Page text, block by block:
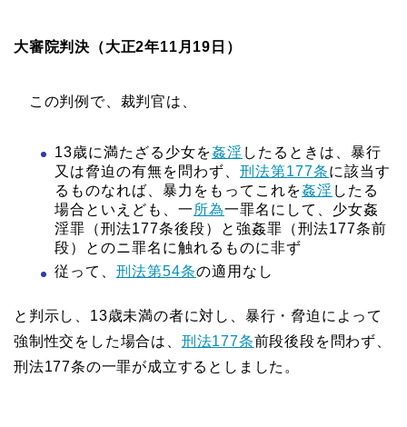
大審院判決（大正2年11月19日）
この判例で、裁判官は、
13歳に満たざる少女を姦淫 したるときは、暴行
又は脅迫の有無を問わず、 刑法第177条に該当す
るものなれば、暴力をもってこれを姦淫 したる
場合といえども、一 所為一罪名にして、少女姦
淫罪（刑法177条後段）と強姦罪（刑法177条前
段）とのニ罪名に触れるものに非ず
従って、 刑法第54条の適用なし
と判示し、13歳未満の者に対し、暴行・脅迫によって
強制性交をした場合は、 刑法177条前段後段を問わず、
刑法177条の一罪が成立するとしました。